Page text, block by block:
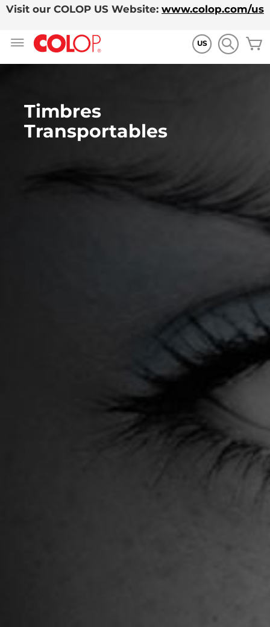
Visit our COLOP US Website: www.colop.com/us
US
Timbres
Transportables